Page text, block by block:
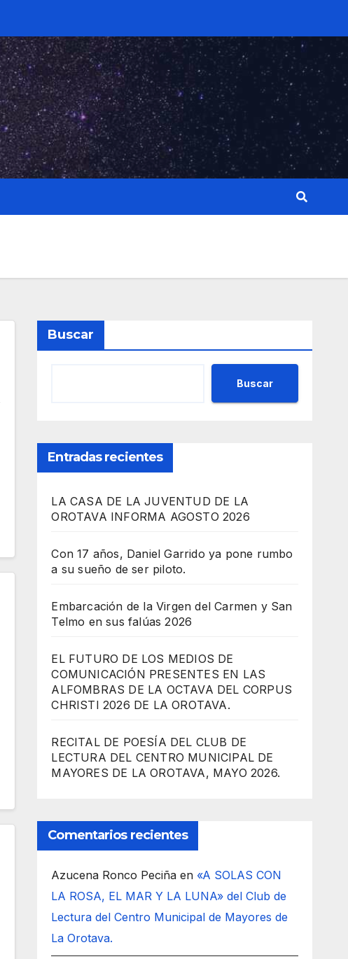
Buscar
Buscar
Entradas recientes
LA CASA DE LA JUVENTUD DE LA
OROTAVA INFORMA AGOSTO 2026
Con 17 años, Daniel Garrido ya pone rumbo
a su sueño de ser piloto.
Embarcación de la Virgen del Carmen y San
Telmo en sus falúas 2026
EL FUTURO DE LOS MEDIOS DE
COMUNICACIÓN PRESENTES EN LAS
ALFOMBRAS DE LA OCTAVA DEL CORPUS
CHRISTI 2026 DE LA OROTAVA.
RECITAL DE POESÍA DEL CLUB DE
LECTURA DEL CENTRO MUNICIPAL DE
MAYORES DE LA OROTAVA, MAYO 2026.
Comentarios recientes
Azucena Ronco Peciña en «A SOLAS CON
LA ROSA, EL MAR Y LA LUNA» del Club de
Lectura del Centro Municipal de Mayores de
La Orotava.